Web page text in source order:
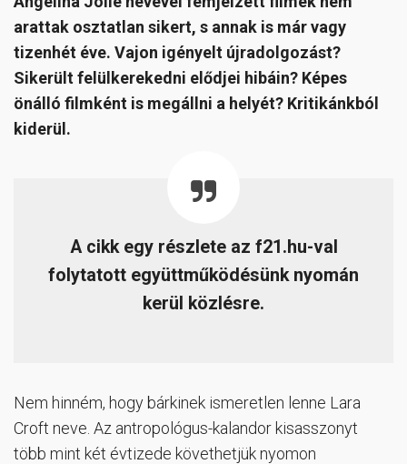
arattak osztatlan sikert, s annak is már vagy
tizenhét éve. Vajon igényelt újradolgozást?
Sikerült felülkerekedni elődjei hibáin? Képes
önálló filmként is megállni a helyét? Kritikánkból
kiderül.
A cikk egy részlete az f21.hu-val
folytatott együttműködésünk nyomán
kerül közlésre.
Nem hinném, hogy bárkinek ismeretlen lenne Lara
Croft neve. Az antropológus-kalandor kisasszonyt
több mint két évtizede követhetjük nyomon